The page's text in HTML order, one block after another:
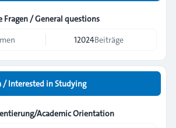
Fragen / General questions
12024Beiträge
/ Interested in Studying
Academic Orientation